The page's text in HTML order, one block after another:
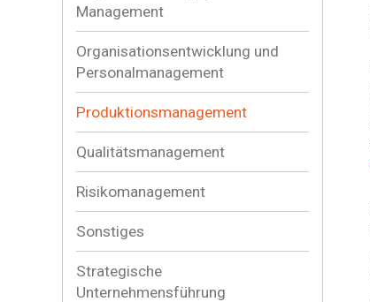
Management
Organisationsentwicklung und
Personalmanagement
Produktionsmanagement
Qualitätsmanagement
Risikomanagement
Sonstiges
Strategische
Unternehmensführung